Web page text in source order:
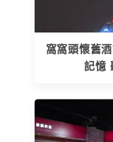
窩窩頭懷舊
記憶